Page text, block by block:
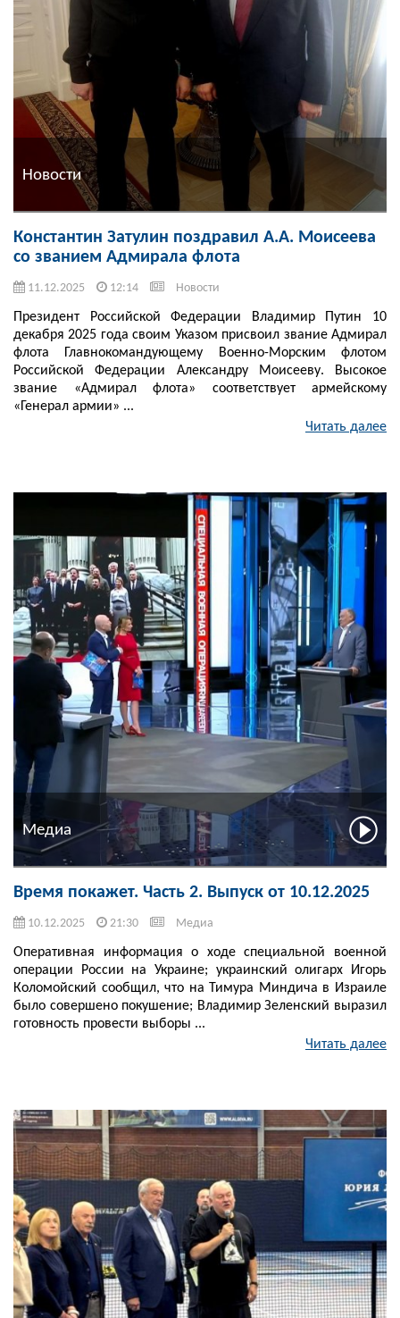
Новости
Константин Затулин поздравил А.А. Моисеева
со званием Адмирала флота
11.12.2025 12:14 Новости
Президент Российской Федерации Владимир Путин 10
декабря 2025 года своим Указом присвоил звание Адмирал
флота Главнокомандующему Военно-Морским флотом
Российской Федерации Александру Моисееву. Высокое
звание «Адмирал флота» соответствует армейскому
«Генерал армии» ...
Читать далее
Медиа
Время покажет. Часть 2. Выпуск от 10.12.2025
10.12.2025 21:30 Медиа
Оперативная информация о ходе специальной военной
операции России на Украине; украинский олигарх Игорь
Коломойский сообщил, что на Тимура Миндича в Израиле
было совершено покушение; Владимир Зеленский выразил
готовность провести выборы ...
Читать далее